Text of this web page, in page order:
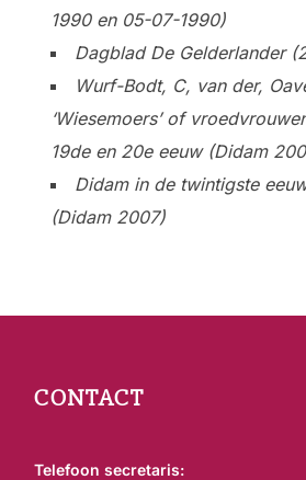
1990 en 05-07-1990)
Dagblad De Gelderlander
Wurf-Bodt, C, van der,
‘Wiesemoers’ of
19de en 20e eeuw (Didam
Didam in de twintigste
(Didam 2007)
CONTACT
Telefoon secretaris: